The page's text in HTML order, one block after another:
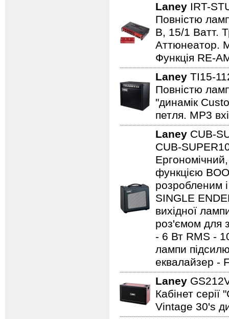
Laney IRT-
Повністю
B, 15/1 Ватт.
Аттюнеатор.
Функція RE-
Laney TI15-
Повністю
"динамік
петля. MP3
Laney CUB-
CUB-
функцією
розробленим
SINGLE
вихідної
роз'ємом для
- 6 Вт RMS -
лампи
еквалайзер -
Laney
Кабінет
Vintage 30's